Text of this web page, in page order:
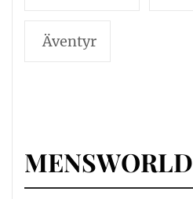
Äventyr
MENSWORLD